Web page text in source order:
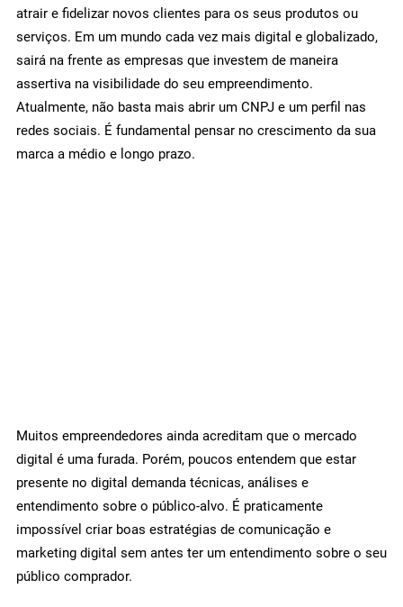
atrair e fidelizar novos clientes para os seus produtos ou
serviços. Em um mundo cada vez mais digital e globalizado,
sairá na frente as empresas que investem de maneira
assertiva na visibilidade do seu empreendimento.
Atualmente, não basta mais abrir um CNPJ e um perfil nas
redes sociais. É fundamental pensar no crescimento da sua
marca a médio e longo prazo.
Muitos empreendedores ainda acreditam que o mercado
digital é uma furada. Porém, poucos entendem que estar
presente no digital demanda técnicas, análises e
entendimento sobre o público-alvo. É praticamente
impossível criar boas estratégias de comunicação e
marketing digital sem antes ter um entendimento sobre o seu
público comprador.